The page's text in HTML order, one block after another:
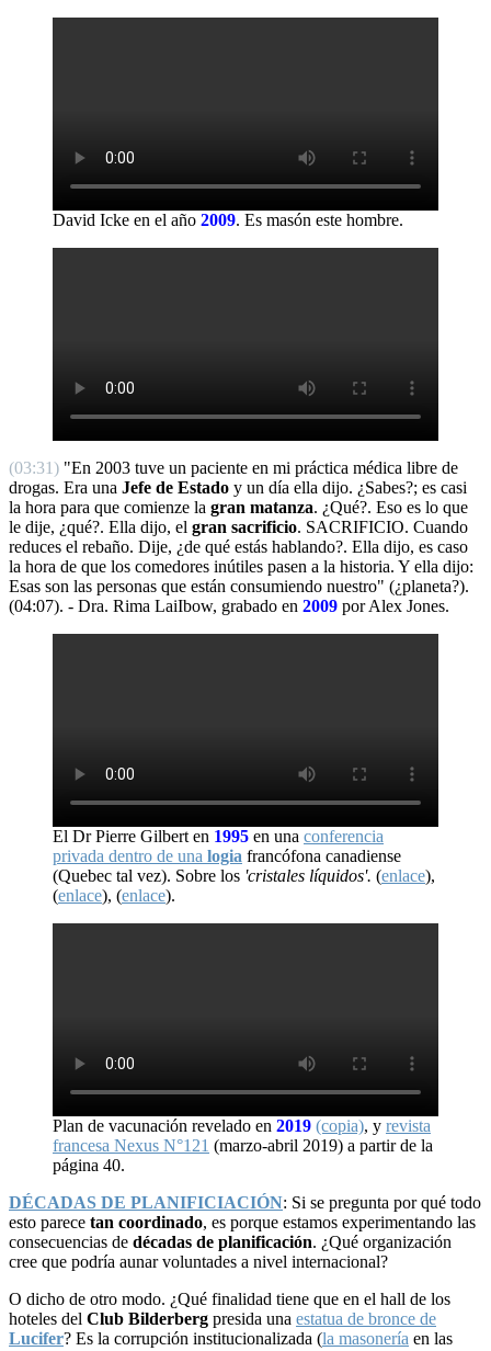
David Icke en el año 2009. Es masón este hombre.
(03:31) "En 2003 tuve un paciente en mi práctica médica libre de
drogas. Era una Jefe de Estado y un día ella dijo. ¿Sabes?; es casi
la hora para que comienze la gran matanza. ¿Qué?. Eso es lo que
le dije, ¿qué?. Ella dijo, el gran sacrificio. SACRIFICIO. Cuando
reduces el rebaño. Dije, ¿de qué estás hablando?. Ella dijo, es caso
la hora de que los comedores inútiles pasen a la historia. Y ella dijo:
Esas son las personas que están consumiendo nuestro" (¿planeta?).
(04:07). - Dra. Rima LaiIbow, grabado en 2009 por Alex Jones.
El Dr Pierre Gilbert en 1995 en una conferencia
privada dentro de una logia francófona canadiense
(Quebec tal vez). Sobre los 'cristales líquidos'. (enlace),
(enlace), (enlace).
Plan de vacunación revelado en 2019 (copia), y revista
francesa Nexus N°121 (marzo-abril 2019) a partir de la
página 40.
DÉCADAS DE PLANIFICIACIÓN: Si se pregunta por qué todo
esto parece tan coordinado, es porque estamos experimentando las
consecuencias de décadas de planificación. ¿Qué organización
cree que podría aunar voluntades a nivel internacional?
O dicho de otro modo. ¿Qué finalidad tiene que en el hall de los
hoteles del Club Bilderberg presida una estatua de bronce de
Lucifer? Es la corrupción institucionalizada (la masonería en las